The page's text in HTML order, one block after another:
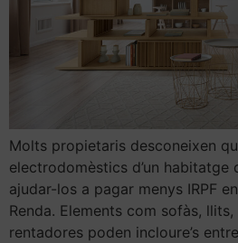
Molts propietaris desconeixen
electrodomèstics d’un habitatge
ajudar-los a pagar menys IRPF
Renda. Elements com sofàs,
rentadores poden incloure’s